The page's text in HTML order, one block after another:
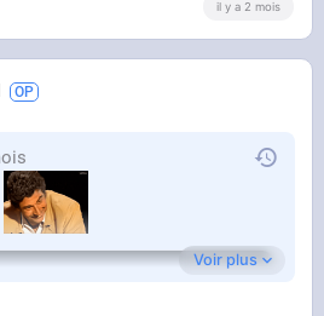
il y a 2 mois
Voir plus